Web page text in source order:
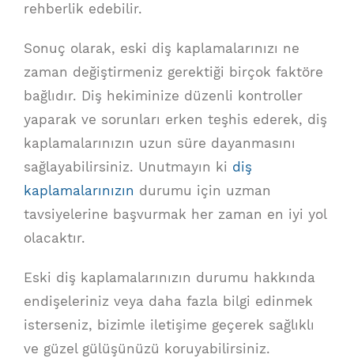
rehberlik edebilir.
Sonuç olarak, eski diş kaplamalarınızı ne
zaman değiştirmeniz gerektiği birçok faktöre
bağlıdır. Diş hekiminize düzenli kontroller
yaparak ve sorunları erken teşhis ederek, diş
kaplamalarınızın uzun süre dayanmasını
sağlayabilirsiniz. Unutmayın ki diş
kaplamalarınızın durumu için uzman
tavsiyelerine başvurmak her zaman en iyi yol
olacaktır.
Eski diş kaplamalarınızın durumu hakkında
endişeleriniz veya daha fazla bilgi edinmek
isterseniz, bizimle iletişime geçerek sağlıklı
ve güzel gülüşünüzü koruyabilirsiniz.